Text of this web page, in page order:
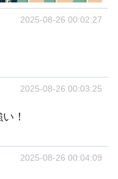
2025-08-26 00:02:27
2025-08-26 00:03:25
！
2025-08-26 00:04:09